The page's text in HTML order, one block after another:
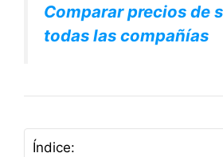
Comparar precios de
todas las compañías
Índice: